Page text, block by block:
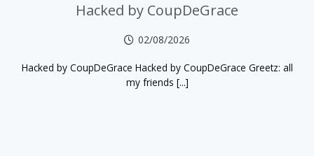
Hacked by CoupDeGrace
02/08/2026
Hacked by CoupDeGrace Hacked by CoupDeGrace Greetz: all
my friends [...]